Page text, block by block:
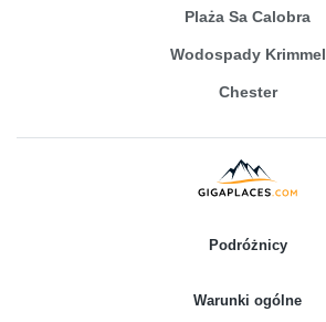
Plaża Sa Calobra
Wodospady Krimmel
Chester
Podróżnicy
Warunki ogólne